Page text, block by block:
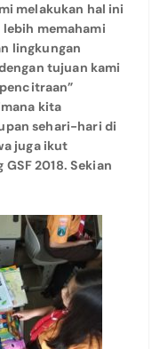
melakukan hal ini
memahami
lingkungan
tujuan kami
kita
sehari-hari di
juga ikut
2018. Sekian